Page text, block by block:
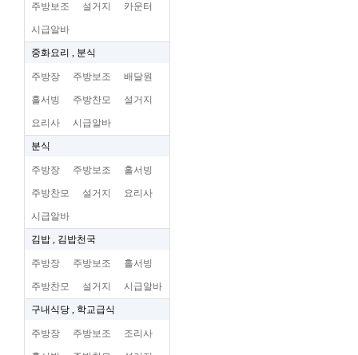
주방보조 설거지 카운터
시급알바
중화요리 , 분식
주방장 주방보조 배달원
홀서빙 주방찬모 설거지
요리사 시급알바
분식
주방장 주방보조 홀서빙
주방찬모 설거지 요리사
시급알바
김밥 , 김밥천국
주방장 주방보조 홀서빙
주방찬모 설거지 시급알바
구내식당 , 학교급식
주방장 주방보조 조리사